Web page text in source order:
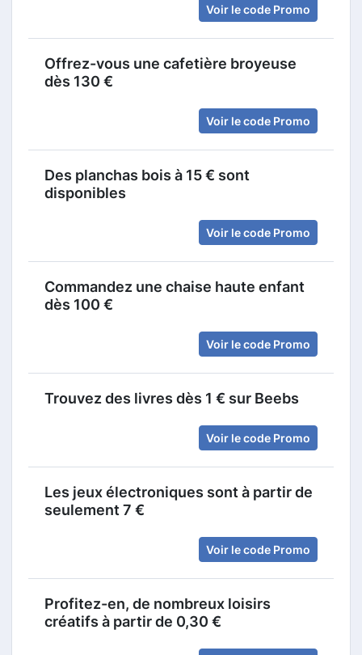
Voir le code Promo
Offrez-vous une cafetière broyeuse
dès 130 €
Voir le code Promo
Des planchas bois à 15 € sont
disponibles
Voir le code Promo
Commandez une chaise haute enfant
dès 100 €
Voir le code Promo
Trouvez des livres dès 1 € sur Beebs
Voir le code Promo
Les jeux électroniques sont à partir de
seulement 7 €
Voir le code Promo
Profitez-en, de nombreux loisirs
créatifs à partir de 0,30 €